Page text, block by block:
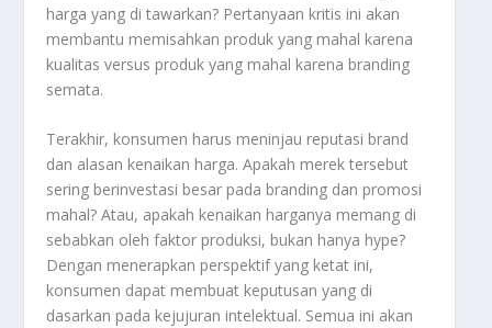
harga yang di tawarkan? Pertanyaan kritis ini akan
membantu memisahkan produk yang mahal karena
kualitas versus produk yang mahal karena branding
semata.
Terakhir, konsumen harus meninjau reputasi brand
dan alasan kenaikan harga. Apakah merek tersebut
sering berinvestasi besar pada branding dan promosi
mahal? Atau, apakah kenaikan harganya memang di
sebabkan oleh faktor produksi, bukan hanya hype?
Dengan menerapkan perspektif yang ketat ini,
konsumen dapat membuat keputusan yang di
dasarkan pada kejujuran intelektual. Semua ini akan